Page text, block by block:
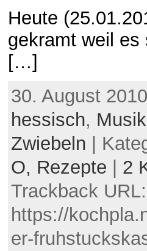
Heute
gekramt weil
[…]
30. August
hessisch, Musik
Zwiebeln |
O, Rezepte
2
Trackback URL:
https://
er-